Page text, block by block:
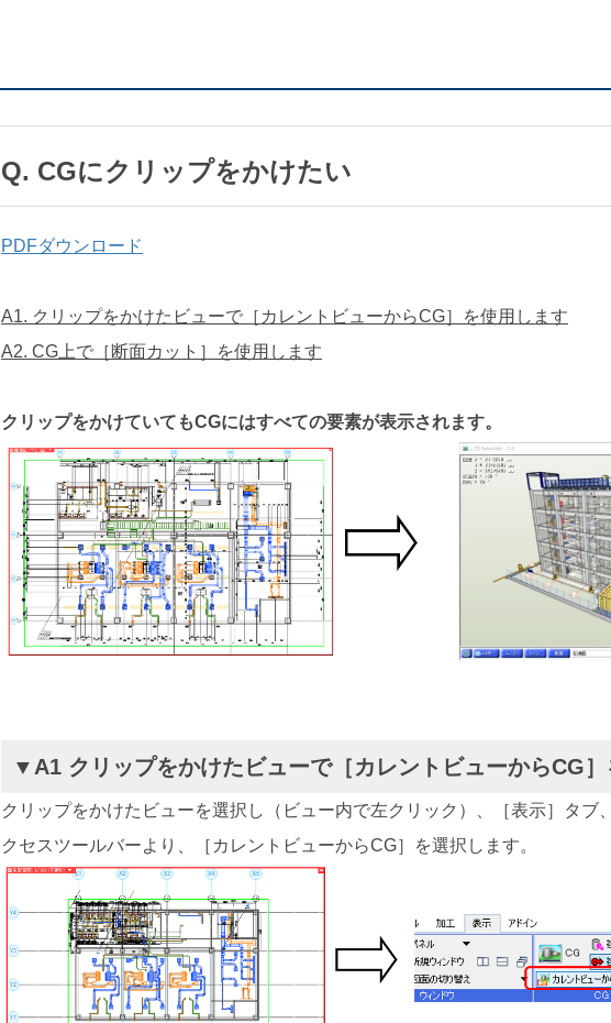
Q. CGにクリップをかけたい
PDFダウンロード
A1. クリップをかけたビューで［カレントビューからCG］を使用します
A2. CG上で［断面カット］を使用します
クリップをかけていてもCGにはすべての要素が表示されます。
▼A1 クリップをかけたビューで［カレントビューからCG
クリップをかけたビューを選択し（ビュー内で左クリック）、［表示］タブ
クセスツールバーより、［カレントビューからCG］を選択します。